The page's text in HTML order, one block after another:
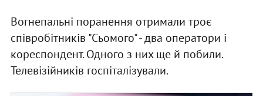
Вогнепальні поранення отримали троє
співробітників "Сьомого" - два оператори і
кореспондент. Одного з них ще й побили.
Телевізійників госпіталізували.